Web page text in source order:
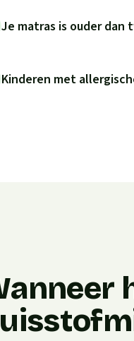
Je matras is ouder dan
Kinderen met